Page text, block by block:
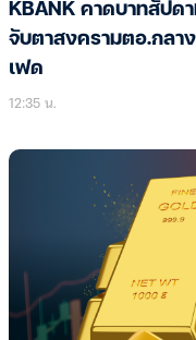
KBANK คาดบาทสัปด
จับตาสงครามตอ.กลา
เฟด
12:35 น.